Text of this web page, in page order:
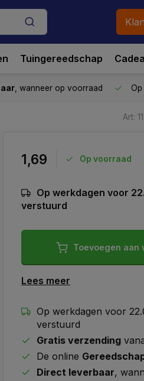
Tuingereedschap
, wanneer op voorraad
Art:
1,69 Op voorraad
Op werkdagen voor
verstuurd
Toevoegen aan
Lees meer
Op werkdagen voor
verstuurd
Gratis verzending
De online
Direct leverbaar,